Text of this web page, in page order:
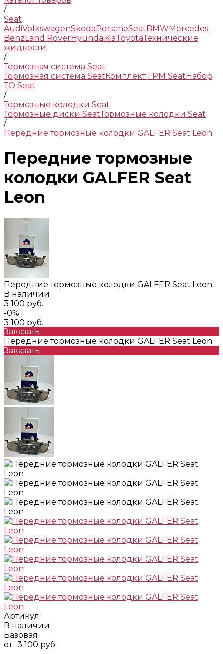
/
Seat
AudiVolkswagenSkodaPorscheSeatBMWMercedes-
BenzLand RoverHyundaiKiaToyotaТехнические
жидкости
/
Тормозная система Seat
Тормозная система SeatКомплект ГРМ SeatНабор
ТО Seat
/
Тормозные колодки Seat
Тормозные диски SeatТормозные колодки Seat
/
Передние тормозные колодки GALFER Seat Leon
Передние тормозные
колодки GALFER Seat
Leon
Передние тормозные колодки GALFER Seat Leon
В наличии
3 100 руб.
-0%
3 100 руб.
Заказать
Передние тормозные колодки GALFER Seat Leon
Заказать
Артикул:
В наличии
Базовая
от 3 100 руб.